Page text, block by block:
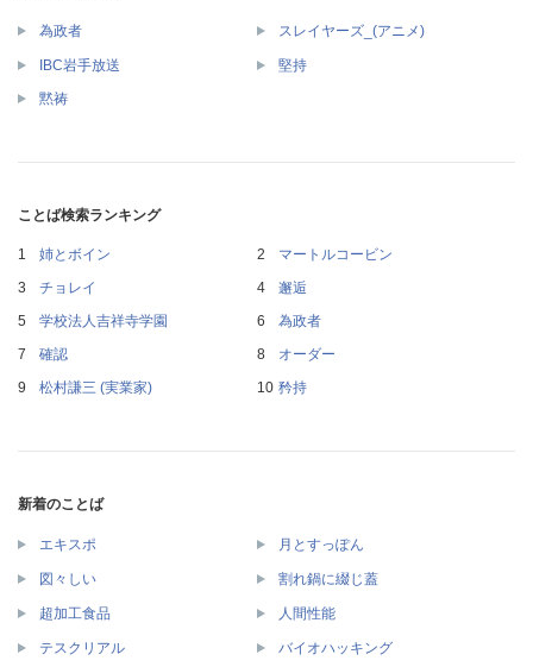
為政者 スレイヤーズ_(アニメ)
IBC岩手放送 堅持
黙祷
ことば検索ランキング
姉とボイン
マートルコービン
チョレイ
邂逅
学校法人吉祥寺学園
為政者
確認
オーダー
松村謙三 (実業家)
矜持
新着のことば
エキスポ 月とすっぽん
図々しい 割れ鍋に綴じ蓋
超加工食品 人間性能
テスクリアル バイオハッキング